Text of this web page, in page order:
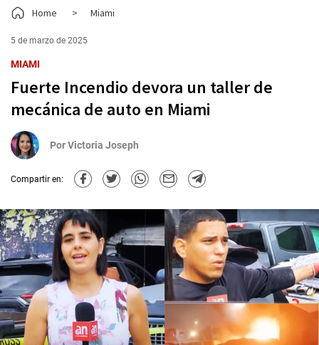
Home > Miami
5 de marzo de 2025
MIAMI
Fuerte Incendio devora un taller de
mecánica de auto en Miami
PorVictoria Joseph
Compartir en: